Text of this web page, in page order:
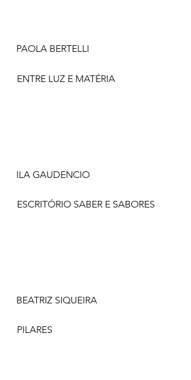
PAOLA BERTELLI
ENTRE LUZ E MATÉRIA
ILA GAUDENCIO
ESCRITÓRIO SABER E SABORES
BEATRIZ SIQUEIRA
PILARES